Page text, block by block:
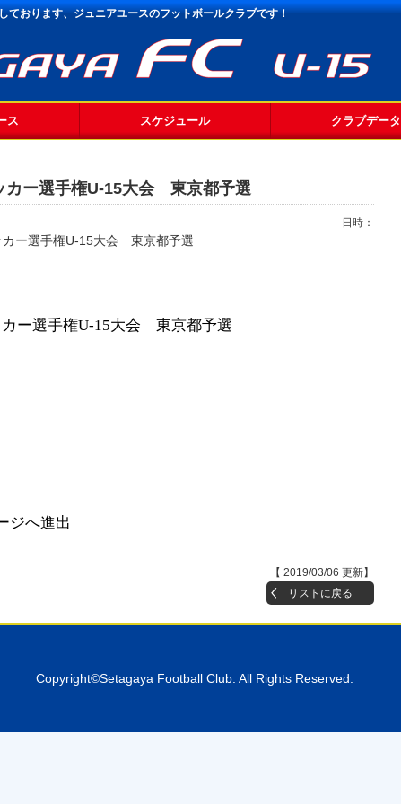
ております、ジュニアユースのフットボールクラブです！
ス スケジュール クラブデータ
ー選手権U-15大会 東京都予選
日時：
ー選手権U-15大会 東京都予選
ー選手権U-15大会 東京都予選
ジへ進出
【 2019/03/06 更新】
リストに戻る
Copyright©Setagaya Football Club. All Rights Reserved.